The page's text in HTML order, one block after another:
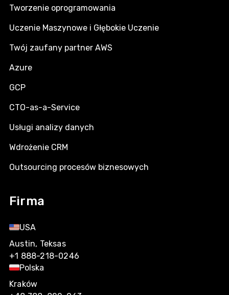
Tworzenie oprogramowania
Uczenie Maszynowe i Głębokie Uczenie
Twój zaufany partner AWS
Azure
GCP
CTO-as-a-Service
Usługi analizy danych
Wdrożenie CRM
Outsourcing procesów biznesowych
Firma
USA
Austin, Teksas
+1 888-218-0246
Polska
Kraków